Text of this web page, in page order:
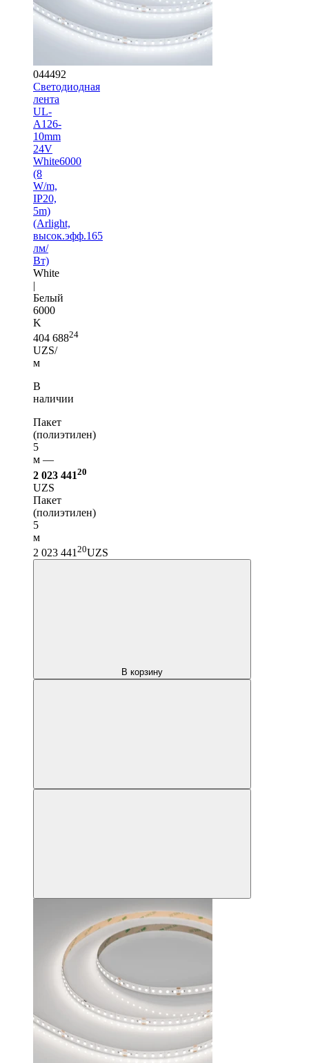
044492
Светодиодная
лента
UL-
A126-
10mm
24V
White6000
(8
W/m,
IP20,
5m)
(Arlight,
высок.эфф.165
лм/
Вт)
White
|
Белый
6000
K
404 68824
UZS/
м
В
наличии
Пакет
(полиэтилен)
5
м —
2 023 44120
UZS
Пакет
(полиэтилен)
5
м
2 023 441 20UZS
В корзину